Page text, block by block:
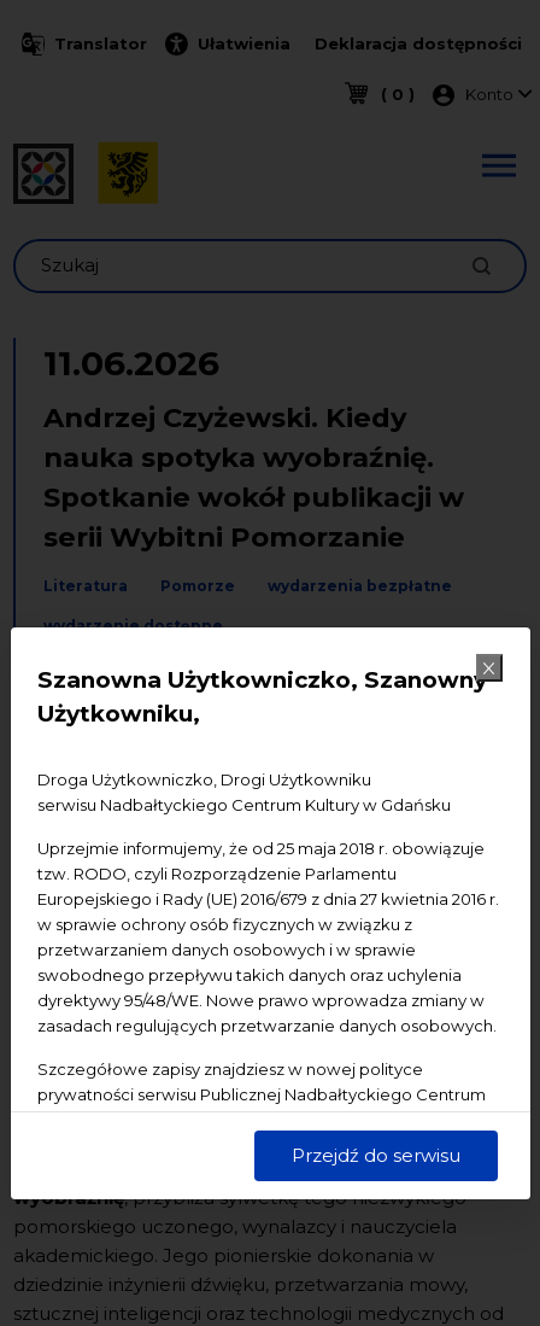
Szanowna Użytkowniczko, Szanowny
Użytkowniku,
Droga Użytkowniczko, Drogi Użytkowniku
serwisu Nadbałtyckiego Centrum Kultury w Gdańsku
Uprzejmie informujemy, że od 25 maja 2018 r. obowiązuje
tzw. RODO, czyli Rozporządzenie Parlamentu
Europejskiego i Rady (UE) 2016/679 z dnia 27 kwietnia 2016 r.
w sprawie ochrony osób fizycznych w związku z
przetwarzaniem danych osobowych i w sprawie
swobodnego przepływu takich danych oraz uchylenia
dyrektywy 95/48/WE. Nowe prawo wprowadza zmiany w
zasadach regulujących przetwarzanie danych osobowych.
Szczegółowe zapisy znajdziesz w nowej polityce
prywatności serwisu Publicznej Nadbałtyckiego Centrum
Kultury w Gdańsku. Jednocześnie informujemy, że Państwa
dane są przetwarzane w sposób bezpieczny, z należytą
starannością i zgodnie z obowiązującymi przepisami.
Przejdź do serwisu
Translator Ułatwienia Deklaracja dostępności
( 0 ) Menu
Konto
Szukaj
11.06.2026
Andrzej Czyżewski. Kiedy
nauka spotyka wyobraźnię.
Spotkanie wokół publikacji w
serii Wybitni Pomorzanie
Literatura Pomorze wydarzenia bezpłatne
wydarzenie dostępne
Dodaj do kalendarza GoogleDodaj do iCal
Termin wydarzenia: 11.06.2026, godz. 18.00-20.30
Miejsce wydarzenia:NCK - Ratusz Staromiejski, ul.
Korzenna 33/35
Wstęp:wolny
Udogodnienia: pętla indukcyjna
To już kolejne spotkanie wokół książki z cyklu „Wybitni
Pomorzanie”. Tym razem publikacja autorstwa
Sławomira Siezieniewskiego poświęcona jest postaci
Andrzej Czyżewski. Kiedy nauka spotyka
wyobraźnię, przybliża sylwetkę tego niezwykłego
pomorskiego uczonego, wynalazcy i nauczyciela
akademickiego. Jego pionierskie dokonania w
dziedzinie inżynierii dźwięku, przetwarzania mowy,
sztucznej inteligencji oraz technologii medycznych od